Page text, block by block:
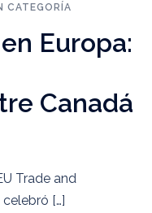
CATEGORÍA
Europa:
Canadá
Trade and
[…]